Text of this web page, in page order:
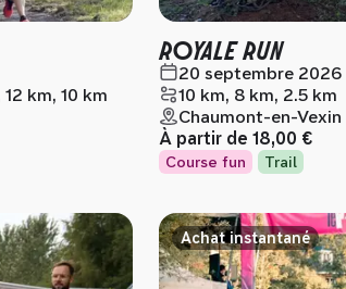
km, 10 km
ROYALE RUN
20 septembre 2026
10 km, 8 km, 2.5 km
Chaumont-en-Vexin
À partir de 18,00 €
Course fun Trail
Achat instantané